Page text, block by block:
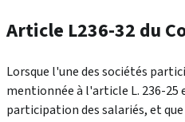
Article L236-32 du
Lorsque l'une des sociétés
mentionnée à l'article L. 236-25
participation des salariés, et